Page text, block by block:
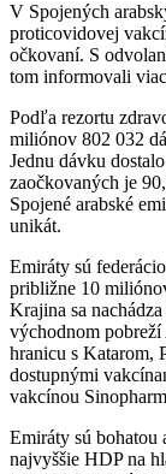
V Spojených
proticovidovej
očkovaní. S
tom informovali
Podľa rezortu
miliónov 802 032
Jednu dávku
zaočkovaných je
Spojené arabské
unikát.
Emiráty sú
približne 10
Krajina sa
východnom pobreží
hranicu s Katarom,
dostupnými
vakcínou
Emiráty sú bohatou
najvyššie HDP na